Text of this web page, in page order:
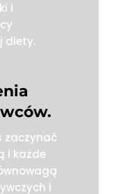
i
diety.
zaczynać
i każde
i